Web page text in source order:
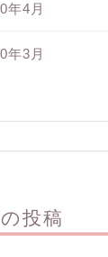
年4月
年3月
投稿